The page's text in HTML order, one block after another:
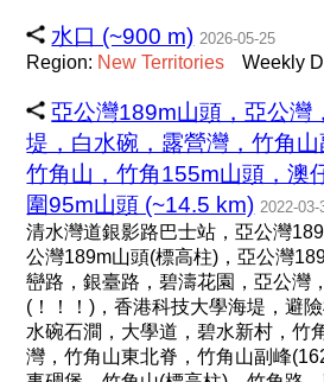
水口 (~900 m) 2026-05-25
Region: New Territories Weekly
亞公灣189m山頭，亞公灣
堤，白水碗，露營灣，竹角山
竹角山，竹角155m山頭，澳
圍95m山頭 (~14.5 km) 2022-03-
清水灣道銀影路巴士站，亞公灣
公灣189m山頭(標高柱)，亞公灣
巒路，銀臺路，碧濤花園，亞公灣
(！！！)，香港科技大學海堤，避
水碗石澗，大學道，碧水新村，竹
灣，竹角山東北脊，竹角山副峰